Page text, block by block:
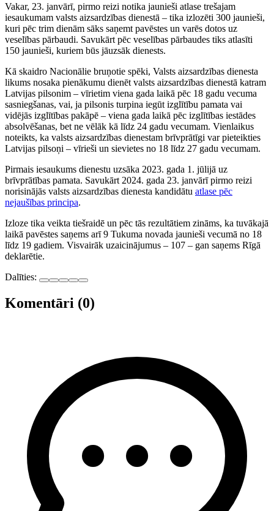
Vakar, 23. janvārī, pirmo reizi notika jaunieši atlase trešajam
iesaukumam valsts aizsardzības dienestā – tika izlozēti 300 jaunieši,
kuri pēc trim dienām sāks saņemt pavēstes un varēs dotos uz
veselības pārbaudi. Savukārt pēc veselības pārbaudes tiks atlasīti
150 jaunieši, kuriem būs jāuzsāk dienests.
Kā skaidro Nacionālie bruņotie spēki, Valsts aizsardzības dienesta
likums nosaka pienākumu dienēt valsts aizsardzības dienestā katram
Latvijas pilsonim – vīrietim viena gada laikā pēc 18 gadu vecuma
sasniegšanas, vai, ja pilsonis turpina iegūt izglītību pamata vai
vidējās izglītības pakāpē – viena gada laikā pēc izglītības iestādes
absolvēšanas, bet ne vēlāk kā līdz 24 gadu vecumam. Vienlaikus
noteikts, ka valsts aizsardzības dienestam brīvprātīgi var pieteikties
Latvijas pilsoņi – vīrieši un sievietes no 18 līdz 27 gadu vecumam.
Pirmais iesaukums dienestu uzsāka 2023. gada 1. jūlijā uz
brīvprātības pamata. Savukārt 2024. gada 23. janvārī pirmo reizi
norisinājās valsts aizsardzības dienesta kandidātu atlase pēc
nejaušības principa.
Izloze tika veikta tiešraidē un pēc tās rezultātiem zināms, ka tuvākajā
laikā pavēstes saņems arī 9 Tukuma novada jaunieši vecumā no 18
līdz 19 gadiem. Visvairāk uzaicinājumus – 107 – gan saņems Rīgā
deklarētie.
Dalīties:
Komentāri (0)